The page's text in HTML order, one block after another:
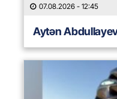
07.08.2026 - 12:45
Aytən